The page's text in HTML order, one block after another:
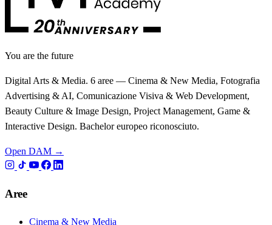
You are the future
Digital Arts & Media. 6 aree — Cinema & New Media, Fotografia
Advertising & AI, Comunicazione Visiva & Web Development,
Beauty Culture & Image Design, Project Management, Game &
Interactive Design. Bachelor europeo riconosciuto.
Open DAM →
Aree
Cinema & New Media